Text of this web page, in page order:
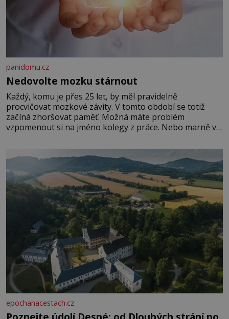
panidomu.cz
Nedovolte mozku stárnout
Každý, komu je přes 25 let, by měl pravidelně
procvičovat mozkové závity. V tomto období se totiž
začíná zhoršovat paměť. Možná máte problém
vzpomenout si na jméno kolegy z práce. Nebo marně v
Je to opravdu tak, s věkem jako kdyby se paměť
rozhodla stávkovat. Cvičte
epochanacestach.cz